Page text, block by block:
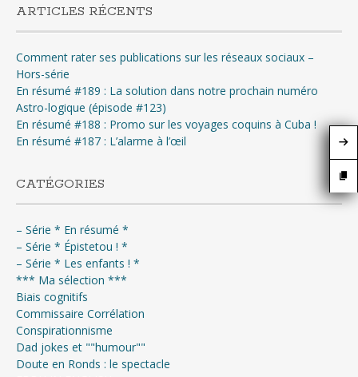
ARTICLES RÉCENTS
Comment rater ses publications sur les réseaux sociaux –
Hors-série
En résumé #189 : La solution dans notre prochain numéro
Astro-logique (épisode #123)
En résumé #188 : Promo sur les voyages coquins à Cuba !
En résumé #187 : L’alarme à l’œil
CATÉGORIES
– Série * En résumé *
– Série * Épistetou ! *
– Série * Les enfants ! *
*** Ma sélection ***
Biais cognitifs
Commissaire Corrélation
Conspirationnisme
Dad jokes et ""humour""
Doute en Ronds : le spectacle